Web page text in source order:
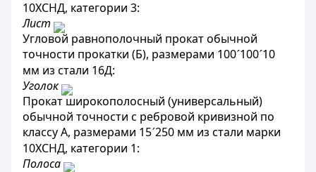
10ХСНД, категории 3:
Лист
Угловой равнополочный прокат обычной
точности прокатки (Б), размерами 100´100´10
мм из стали 16Д:
Уголок
Прокат широкополосный (универсальный)
обычной точности с ребровой кривизной по
классу А, размерами 15´250 мм из стали марки
10ХСНД, категории 1:
Полоса